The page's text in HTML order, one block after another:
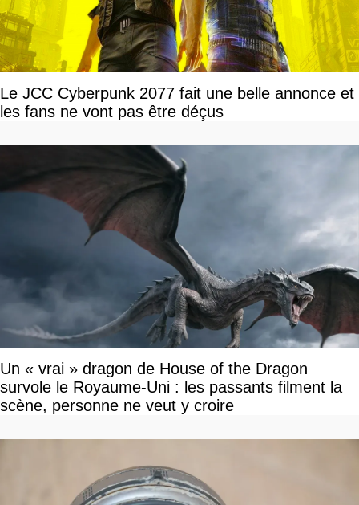
Le JCC Cyberpunk 2077 fait une belle annonce et
les fans ne vont pas être déçus
Un « vrai » dragon de House of the Dragon
survole le Royaume-Uni : les passants filment la
scène, personne ne veut y croire